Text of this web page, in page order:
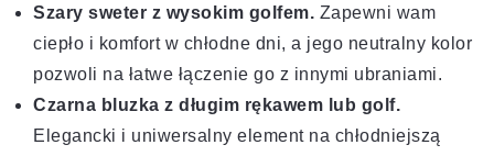
Szary sweter z wysokim golfem. Zapewni wam
ciepło i komfort w chłodne dni, a jego neutralny kolor
pozwoli na łatwe łączenie go z innymi ubraniami.
Czarna bluzka z długim rękawem lub golf.
Elegancki i uniwersalny element na chłodniejszą